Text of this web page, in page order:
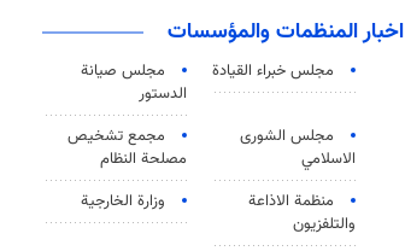
اخبار المنظمات والمؤسسات
مجلس خبراء القيادة
مجلس صيانة
الدستور
مجلس الشورى
الاسلامي
مجمع تشخيص
مصلحة النظام
منظمة الاذاعة
والتلفزیون
وزارة الخارجية